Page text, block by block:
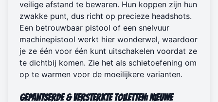
veilige afstand te bewaren. Hun koppen zijn hun
zwakke punt, dus richt op precieze headshots.
Een betrouwbaar pistool of een snelvuur
machinepistool werkt hier wonderwel, waardoor
je ze één voor één kunt uitschakelen voordat ze
te dichtbij komen. Zie het als schietoefening om
op te warmen voor de moeilijkere varianten.
Gepantserde & Versterkte Toiletten: Nieuwe